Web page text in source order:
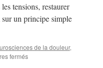
tensions, restaurer
un principe simple
de la douleur,
ferméssur